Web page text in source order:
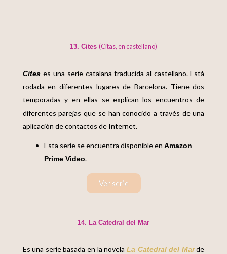
13. Cites (Citas, en castellano)
Cites es una serie catalana traducida al castellano. Está
rodada en diferentes lugares de Barcelona. Tiene dos
temporadas y en ellas se explican los encuentros de
diferentes parejas que se han conocido a través de una
aplicación de contactos de Internet.
Esta serie se encuentra disponible en Amazon
Prime Video.
Ver serie
14. La Catedral del Mar
Es una serie basada en la novela La Catedral del Marde